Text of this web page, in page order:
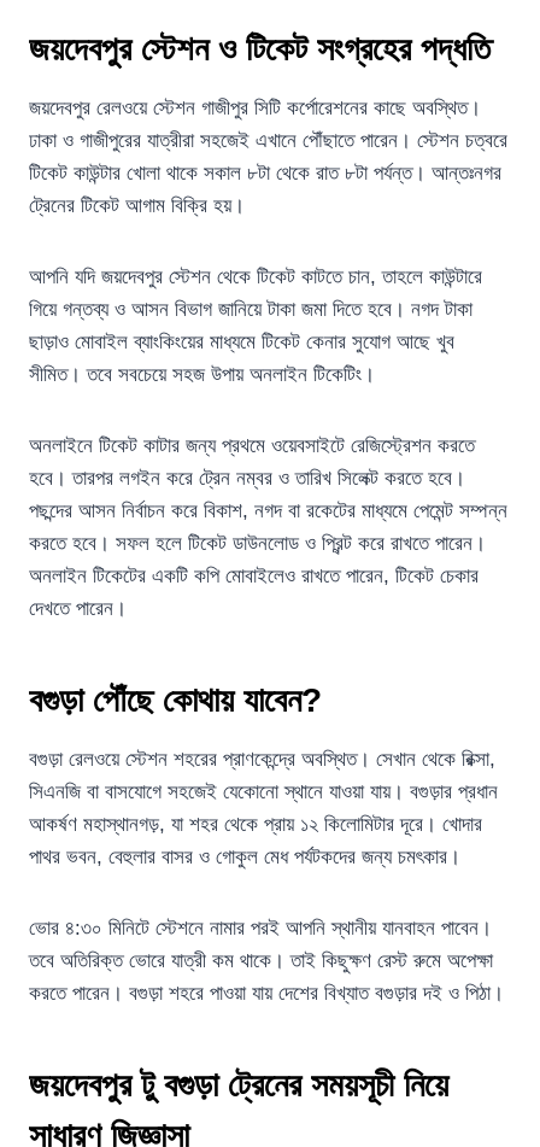
জয়দেবপুর স্টেশন ও টিকেট সংগ্রহের পদ্ধতি
জয়দেবপুর রেলওয়ে স্টেশন গাজীপুর সিটি কর্পোরেশনের কাছে অবস্থিত।
ঢাকা ও গাজীপুরের যাত্রীরা সহজেই এখানে পৌঁছাতে পারেন। স্টেশন চত্বরে
টিকেট কাউন্টার খোলা থাকে সকাল ৮টা থেকে রাত ৮টা পর্যন্ত। আন্তঃনগর
ট্রেনের টিকেট আগাম বিক্রি হয়।
আপনি যদি জয়দেবপুর স্টেশন থেকে টিকেট কাটতে চান, তাহলে কাউন্টারে
গিয়ে গন্তব্য ও আসন বিভাগ জানিয়ে টাকা জমা দিতে হবে। নগদ টাকা
ছাড়াও মোবাইল ব্যাংকিংয়ের মাধ্যমে টিকেট কেনার সুযোগ আছে খুব
সীমিত। তবে সবচেয়ে সহজ উপায় অনলাইন টিকেটিং।
অনলাইনে টিকেট কাটার জন্য প্রথমে ওয়েবসাইটে রেজিস্ট্রেশন করতে
হবে। তারপর লগইন করে ট্রেন নম্বর ও তারিখ সিলেক্ট করতে হবে।
পছন্দের আসন নির্বাচন করে বিকাশ, নগদ বা রকেটের মাধ্যমে পেমেন্ট সম্পন্ন
করতে হবে। সফল হলে টিকেট ডাউনলোড ও প্রিন্ট করে রাখতে পারেন।
অনলাইন টিকেটের একটি কপি মোবাইলেও রাখতে পারেন, টিকেট চেকার
দেখতে পারেন।
বগুড়া পৌঁছে কোথায় যাবেন?
বগুড়া রেলওয়ে স্টেশন শহরের প্রাণকেন্দ্রে অবস্থিত। সেখান থেকে রিক্সা,
সিএনজি বা বাসযোগে সহজেই যেকোনো স্থানে যাওয়া যায়। বগুড়ার প্রধান
আকর্ষণ মহাস্থানগড়, যা শহর থেকে প্রায় ১২ কিলোমিটার দূরে। খোদার
পাথর ভবন, বেহুলার বাসর ও গোকুল মেধ পর্যটকদের জন্য চমৎকার।
ভোর ৪:৩০ মিনিটে স্টেশনে নামার পরই আপনি স্থানীয় যানবাহন পাবেন।
তবে অতিরিক্ত ভোরে যাত্রী কম থাকে। তাই কিছুক্ষণ রেস্ট রুমে অপেক্ষা
করতে পারেন। বগুড়া শহরে পাওয়া যায় দেশের বিখ্যাত বগুড়ার দই ও পিঠা।
জয়দেবপুর টু বগুড়া ট্রেনের সময়সূচী নিয়ে
সাধারণ জিজ্ঞাসা